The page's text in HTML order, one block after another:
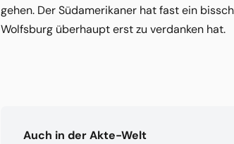
gehen. Der Südamerikaner hat fast ein
Wolfsburg überhaupt erst zu verdanken hat.
Auch in der Akte-Welt